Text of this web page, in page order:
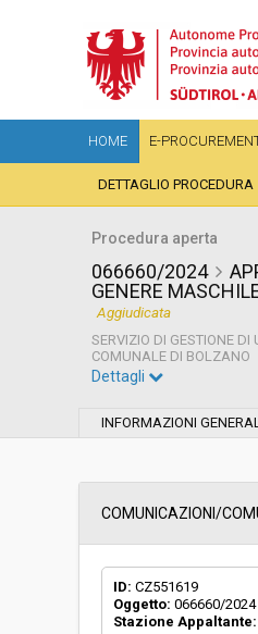
HOME E-
DETTAGLIO PROCEDURA
Procedura aperta
066660/2024
GENERE
Aggiudicata
SERVIZIO DI GESTIONE DI
COMUNALE DI BOLZANO
Servizi sociali:
Scelta del contraente:
Valore stimato della
Dettagli
INFORMAZIONI
COMUNICAZIONI/
ID: CZ551619
Oggetto: 066660/
Stazione Appaltante: